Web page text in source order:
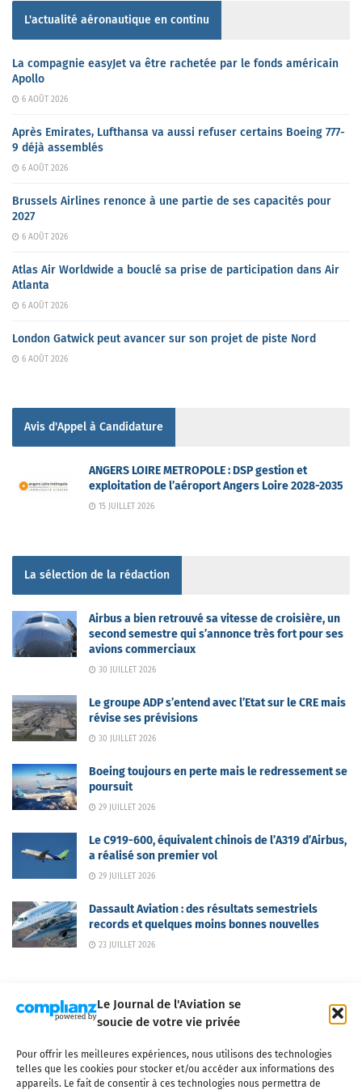
Le Journal de l'Aviation se
soucie de votre vie privée
Pour offrir les meilleures expériences, nous utilisons des technologies
telles que les cookies pour stocker et/ou accéder aux informations des
appareils. Le fait de consentir à ces technologies nous permettra de
L'actualité aéronautique en continu
La compagnie easyJet va être rachetée par le fonds américain
Apollo
6 AOÛT 2026
Après Emirates, Lufthansa va aussi refuser certains Boeing 777-
9 déjà assemblés
6 AOÛT 2026
Brussels Airlines renonce à une partie de ses capacités pour
2027
6 AOÛT 2026
Atlas Air Worldwide a bouclé sa prise de participation dans Air
Atlanta
6 AOÛT 2026
London Gatwick peut avancer sur son projet de piste Nord
6 AOÛT 2026
Avis d'Appel à Candidature
ANGERS LOIRE METROPOLE : DSP gestion et
exploitation de l’aéroport Angers Loire 2028-2035
15 JUILLET 2026
La sélection de la rédaction
Airbus a bien retrouvé sa vitesse de croisière, un
second semestre qui s’annonce très fort pour ses
avions commerciaux
30 JUILLET 2026
Le groupe ADP s’entend avec l’Etat sur le CRE mais
révise ses prévisions
30 JUILLET 2026
Boeing toujours en perte mais le redressement se
poursuit
29 JUILLET 2026
Le C919-600, équivalent chinois de l’A319 d’Airbus,
a réalisé son premier vol
29 JUILLET 2026
Dassault Aviation : des résultats semestriels
records et quelques moins bonnes nouvelles
23 JUILLET 2026
Qui sommes-nous ? Nous contacter
Partenaires
Mentions légales
CGV Politique de confidentialité Cookies